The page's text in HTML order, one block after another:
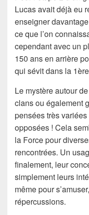
Lucas avait déjà eu
enseigner
ce que l’on
cependant avec un
150 ans en arrière
qui sévit dans la
Le mystère autour
clans ou également
pensées très
opposées ! Cela
la Force pour
rencontrées. Un
finalement, leur
simplement leurs
même pour
répercussions.